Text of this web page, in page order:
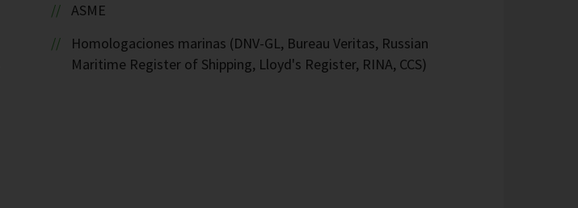
ASME
Homologaciones marinas (DNV-GL, Bureau Veritas, Russian
Maritime Register of Shipping, Lloyd's Register, RINA, CCS)